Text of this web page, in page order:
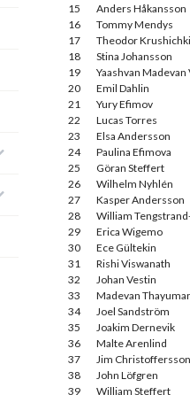
15
Anders Håkansson
16
Tommy Mendys
17
Theodor Krushichki
18
Stina Johansson
19
Yaashvan Madevan
20
Emil Dahlin
21
Yury Efimov
22
Lucas Torres
23
Elsa Andersson
24
Paulina Efimova
25
Göran Steffert
26
Wilhelm Nyhlén
27
Kasper Andersson
28
William
29
Erica Wigemo
30
Ece Gültekin
31
Rishi Viswanath
32
Johan Vestin
33
Madevan
34
Joel Sandström
35
Joakim Dernevik
36
Malte Arenlind
37
Jim Christoffersson
38
John Löfgren
39
William Steffert